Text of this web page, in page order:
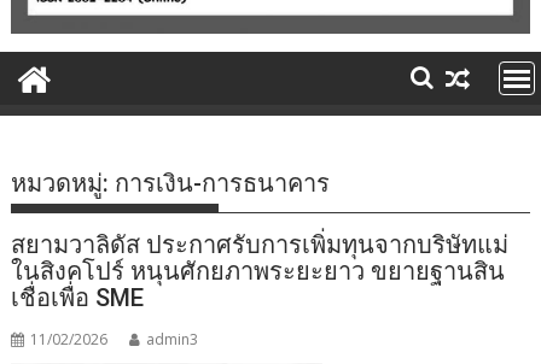
หมวดหมู่: การเงิน-การธนาคาร
สยามวาลิดัส ประกาศรับการเพิ่มทุนจากบริษัทแม่
ในสิงคโปร์ หนุนศักยภาพระยะยาว ขยายฐานสิน
เชื่อเพื่อ SME
11/02/2026 admin3